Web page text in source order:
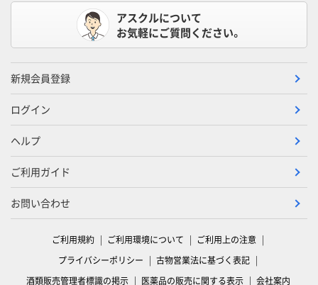
アスクルについて
お気軽にご質問ください。
新規会員登録
ログイン
ヘルプ
ご利用ガイド
お問い合わせ
ご利用規約 ご利用環境について
ご利用上の注意
プライバシーポリシー
古物営業法に基づく表記
酒類販売管理者標識の掲示
医薬品の販売に関する表示 会社案内